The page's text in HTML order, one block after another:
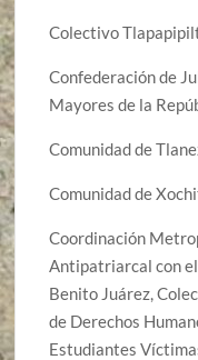
Colectivo
Confederación de
Mayores de la
Comunidad de
Comunidad de
Coordinación
Antipatriarcal con el
Benito Juárez,
de Derechos
Estudiantes